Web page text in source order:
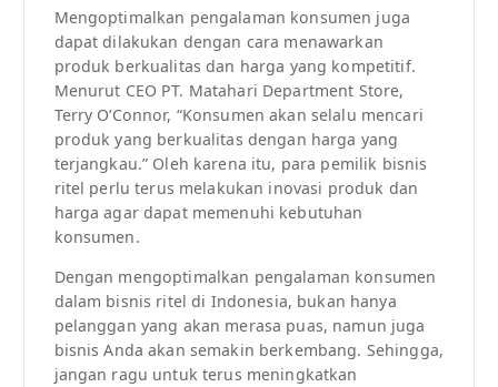
Mengoptimalkan pengalaman konsumen juga
dapat dilakukan dengan cara menawarkan
produk berkualitas dan harga yang kompetitif.
Menurut CEO PT. Matahari Department Store,
Terry O’Connor, “Konsumen akan selalu mencari
produk yang berkualitas dengan harga yang
terjangkau.” Oleh karena itu, para pemilik bisnis
ritel perlu terus melakukan inovasi produk dan
harga agar dapat memenuhi kebutuhan
konsumen.
Dengan mengoptimalkan pengalaman konsumen
dalam bisnis ritel di Indonesia, bukan hanya
pelanggan yang akan merasa puas, namun juga
bisnis Anda akan semakin berkembang. Sehingga,
jangan ragu untuk terus meningkatkan